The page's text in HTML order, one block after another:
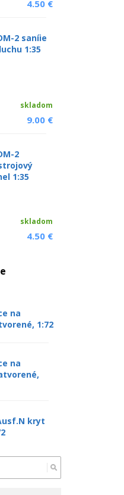
4.50 €
2 saníie
1:35
skladom
9.00 €
2
1:35
skladom
4.50 €
na
1:72
na
kryt